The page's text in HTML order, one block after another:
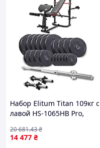
Набор Elitum Titan 109кг с
лавой HS-1065HB Pro,
14 477 ₴
20 681.43₴